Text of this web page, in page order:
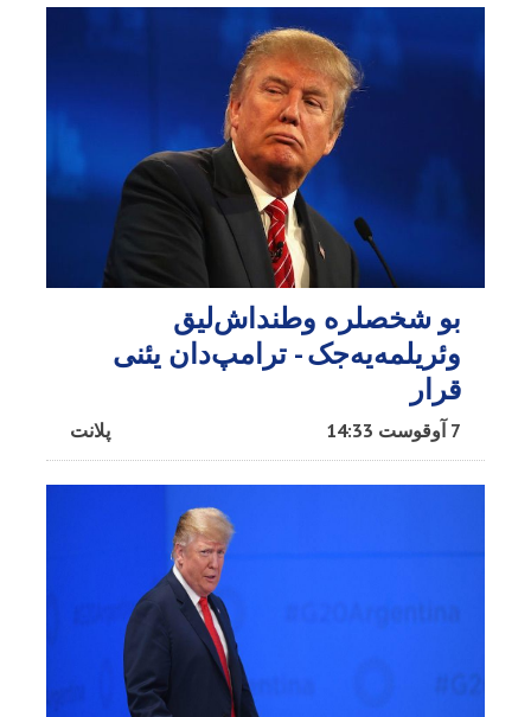
بو شخصلره وطنداش‌لیق
وئریلمه‌یه‌جک - ترامپ‌دان یئنی
قرار
پلانت 7 آوقوست 14:33